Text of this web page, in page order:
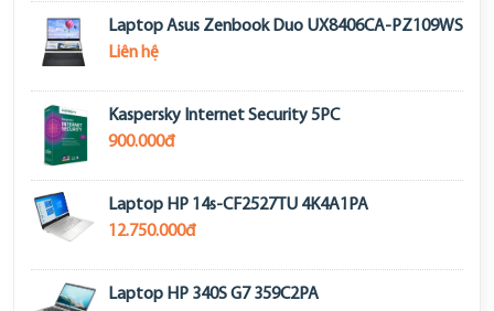
Laptop Asus Zenbook Duo UX8406CA-PZ109WS
Liên hệ
Kaspersky Internet Security 5PC
900.000đ
Laptop HP 14s-CF2527TU 4K4A1PA
12.750.000đ
Laptop HP 340S G7 359C2PA